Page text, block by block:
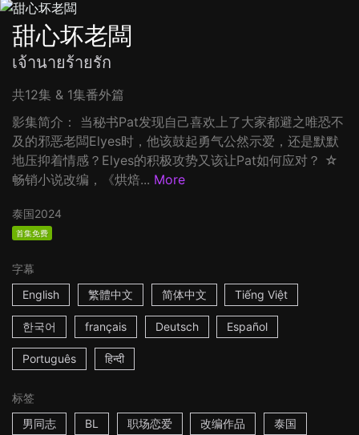
甜心坏老闆
เจ้านายร้ายรัก
共12集 & 1集番外篇
影集简介： 当秘书Pat发现自己喜欢上了大家都避之唯恐不
及的邪恶老闆Elyes时，他该鼓起勇气公然示爱，还是默默
地压抑着情感？Elyes的积极攻势又该让Pat如何应对？ ☆
畅销小说改编，《烘焙... More
泰国2024
首集免费
字幕
English
繁體中文 简体中文 Tiếng Việt
한국어 français Deutsch Español
Português हिन्दी
标签
男同志
BL 职场恋爱 改编作品 泰国